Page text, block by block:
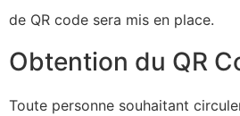
de QR code sera mis en place.
Obtention du QR
Toute personne souhaitant